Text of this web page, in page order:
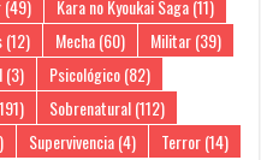
(49) Kara no Kyoukai Saga(11)
(12) Mecha(60) Militar(39)
(3) Psicológico(82)
Sobrenatural(112)
Supervivencia(4) Terror(14)